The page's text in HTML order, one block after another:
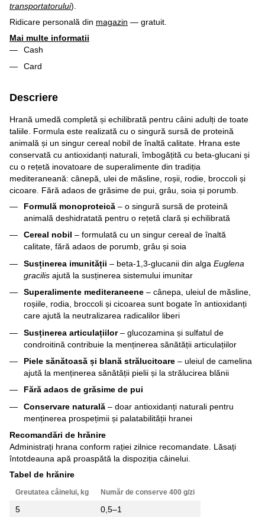
transportatorului).
Ridicare personală din magazin — gratuit.
Mai multe informatii
Cash
Card
Descriere
Hrană umedă completă și echilibrată pentru câini adulți de toate
taliile. Formula este realizată cu o singură sursă de proteină
animală și un singur cereal nobil de înaltă calitate. Hrana este
conservată cu antioxidanți naturali, îmbogățită cu beta-glucani și
cu o rețetă inovatoare de superalimente din tradiția
mediteraneană: cânepă, ulei de măsline, roșii, rodie, broccoli și
cicoare. Fără adaos de grăsime de pui, grâu, soia și porumb.
Formulă monoproteică – o singură sursă de proteină
animală deshidratată pentru o rețetă clară și echilibrată
Cereal nobil – formulată cu un singur cereal de înaltă
calitate, fără adaos de porumb, grâu și soia
Susținerea imunității – beta-1,3-glucanii din alga Euglena
gracilis ajută la susținerea sistemului imunitar
Superalimente mediteraneene – cânepa, uleiul de măsline,
roșiile, rodia, broccoli și cicoarea sunt bogate în antioxidanți
care ajută la neutralizarea radicalilor liberi
Susținerea articulațiilor– glucozamina și sulfatul de
condroitină contribuie la menținerea sănătății articulațiilor
Piele sănătoasă și blană strălucitoare – uleiul de camelina
ajută la menținerea sănătății pielii și la strălucirea blănii
Fără adaos de grăsime de pui
Conservare naturală – doar antioxidanți naturali pentru
menținerea prospețimii și palatabilității hranei
Recomandări de hrănire
Administrați hrana conform rației zilnice recomandate. Lăsați
întotdeauna apă proaspătă la dispoziția câinelui.
Tabel de hrănire
Greutatea câinelui, kg Număr de conserve 400 g/zi
5
0,5–1